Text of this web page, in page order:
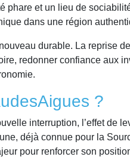
phare et un lieu de
dans une région
durable. La reprise
redonner confiance aux
?
interruption, l’effet de
déjà connue pour la
pour renforcer son